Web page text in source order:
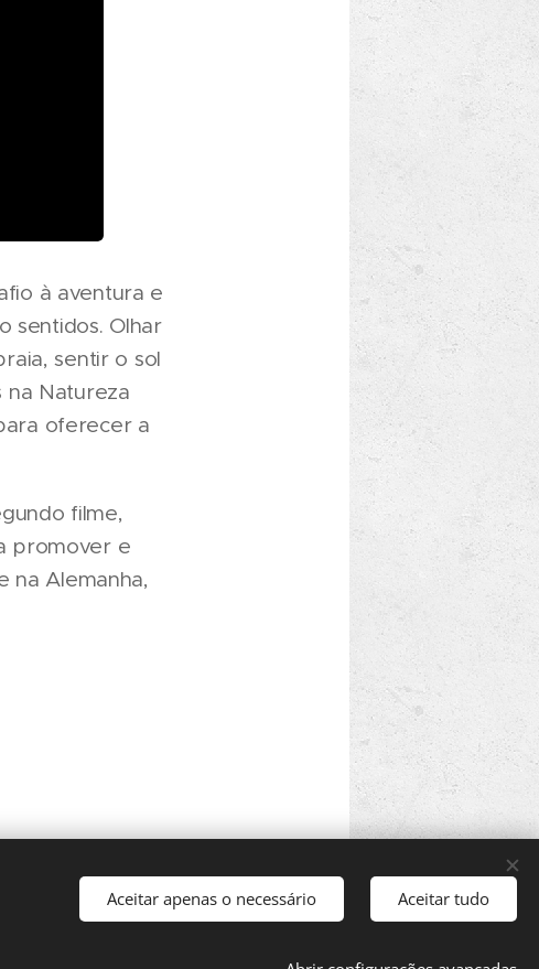
à aventura e
sentidos. Olhar
sentir o sol
na Natureza
oferecer a
filme,
promover e
na Alemanha,
Aceitar apenas o necessário Aceitar tudo